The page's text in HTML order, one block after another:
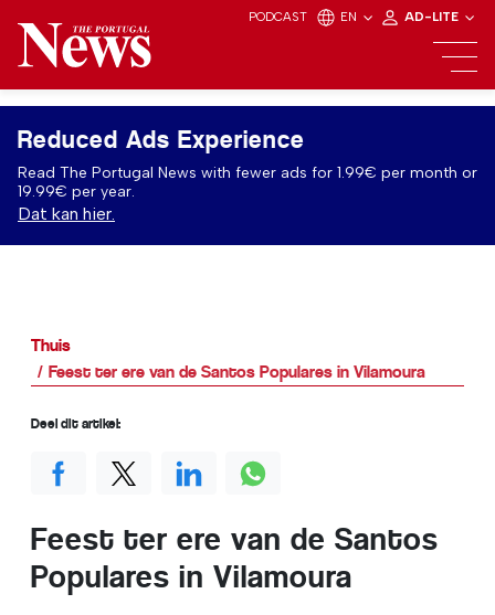
PODCAST EN AD-LITE
Reduced Ads Experience
Read The Portugal News with fewer ads for 1.99€ per month or
19.99€ per year.
Dat kan hier.
Thuis
Feest ter ere van de Santos Populares in Vilamoura
Feest ter ere van de Santos
Populares in Vilamoura
Deel dit artikel: